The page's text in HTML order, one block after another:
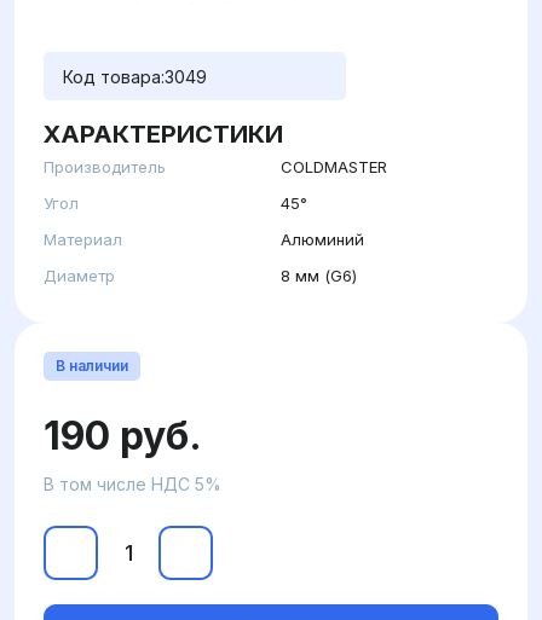
Код товара:3049
ХАРАКТЕРИСТИКИ
Производитель
COLDMASTER
Угол
45°
Материал
Алюминий
Диаметр
8 мм (G6)
В наличии
190 руб.
В том числе НДС 5%